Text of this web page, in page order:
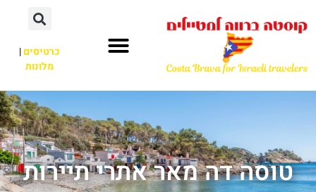
כרטיסים|
מלונות
טוסה דה מאר אתרי תיירות